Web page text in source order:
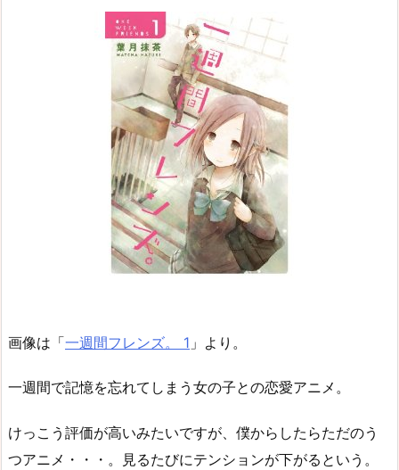
画像は「一週間フレンズ。 1 」より。
一週間で記憶を忘れてしまう女の子との恋愛アニメ。
けっこう評価が高いみたいですが、僕からしたらただのう
つアニメ・・・。見るたびにテンションが下がるという。